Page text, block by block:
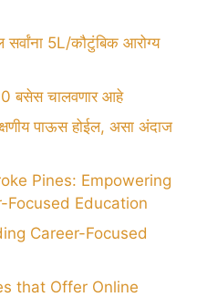
सर्वांना 5L/कौटुंबिक आरोग्य
बसेस चालवणार आहे
पाऊस होईल, असा अंदाज
Pines: Empowering
Focused Education
Career-Focused
that Offer Online